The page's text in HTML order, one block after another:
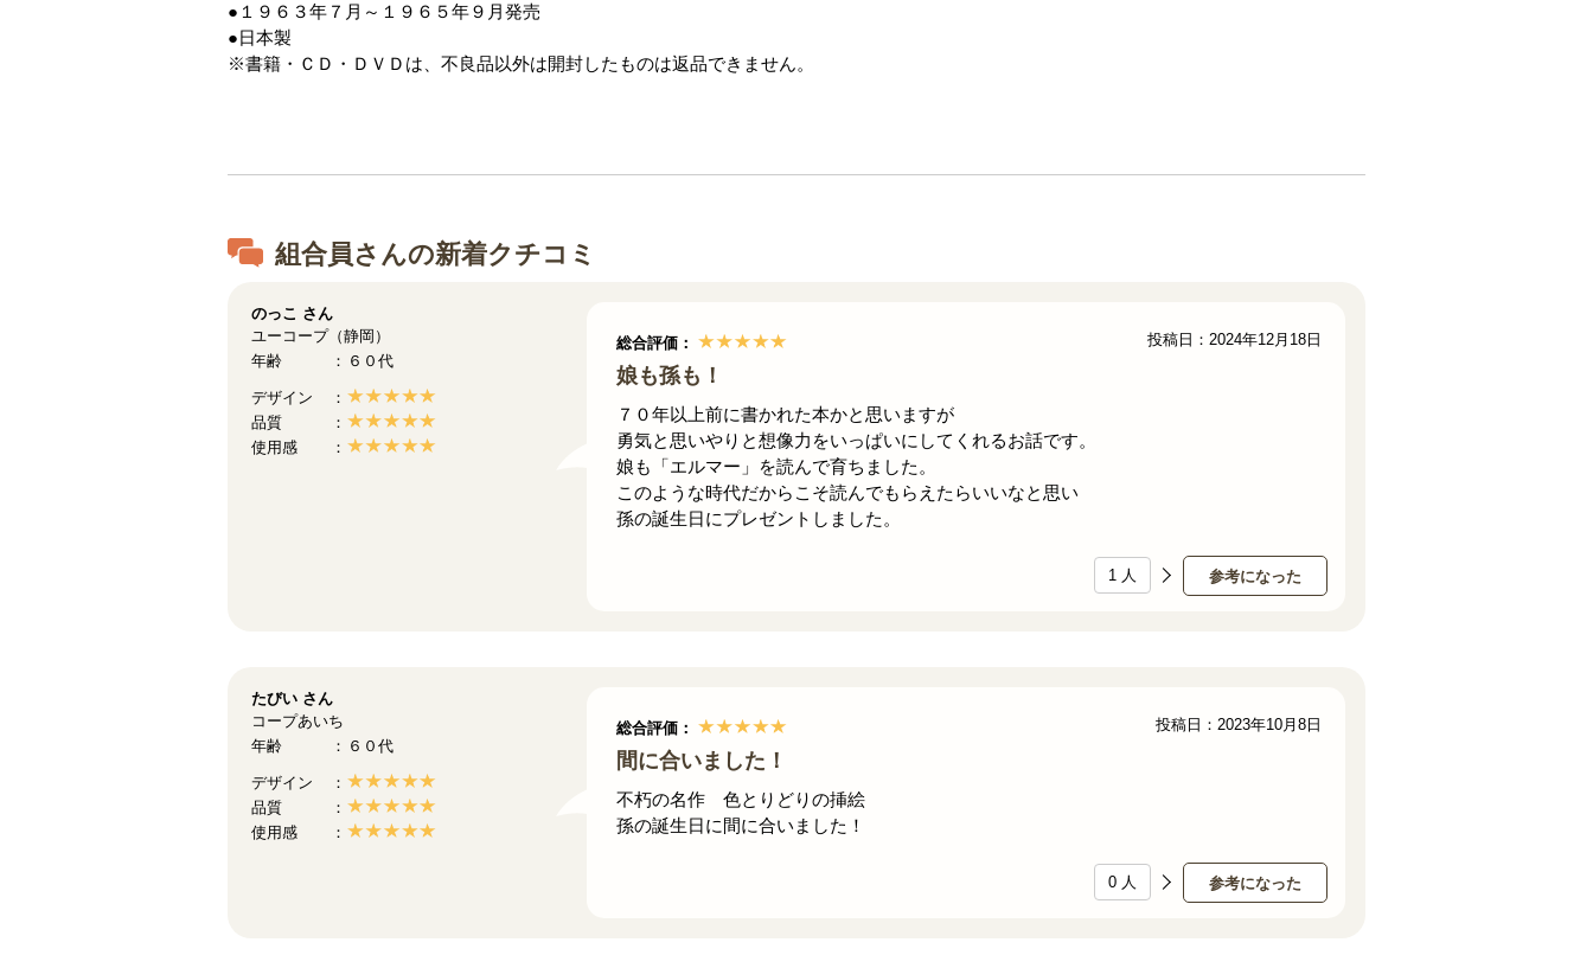
●１９６３年７月～１９６５年９月発売
●日本製
※書籍・ＣＤ・ＤＶＤは、不良品以外は開封したものは返品できません。
組合員さんの新着クチコミ
総合評価：
娘も孫も！
７０年以上前に書かれた本かと思いますが
勇気と思いやりと想像力をいっぱいにしてくれるお話です。
娘も「エルマー」を読んで育ちました。
このような時代だからこそ読んでもらえたらいいなと思い
孫の誕生日にプレゼントしました。
参考になった
1 人
投稿日：2024年12月18日
のっこ さん
ユーコープ（静岡）
年齢
６０代
デザイン
品質
使用感
総合評価：
間に合いました！
不朽の名作 色とりどりの挿絵
孫の誕生日に間に合いました！
参考になった
0 人
投稿日：2023年10月8日
たびい さん
コープあいち
年齢
６０代
デザイン
品質
使用感